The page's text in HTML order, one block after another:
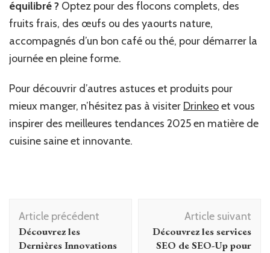
équilibré ? Optez pour des flocons complets, des
fruits frais, des œufs ou des yaourts nature,
accompagnés d’un bon café ou thé, pour démarrer la
journée en pleine forme.
Pour découvrir d’autres astuces et produits pour
mieux manger, n’hésitez pas à visiter Drinkeoet vous
inspirer des meilleures tendances 2025 en matière de
cuisine saine et innovante.
Navigation
d'article
Article précédent
Découvrez les
Dernières Innovations
Article suivant
Découvrez les services
SEO de SEO-Up pour